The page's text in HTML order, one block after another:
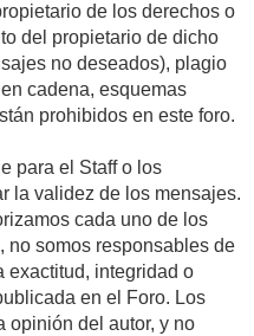
de los derechos o
del propietario de dicho
no deseados), plagio
cadena, esquemas
prohibidos en este foro.
para el Staff o los
la validez de los mensajes.
cada uno de los
no somos responsables de
exactitud, integridad o
en el Foro. Los
opinión del autor, y no